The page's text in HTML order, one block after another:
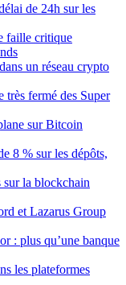
de 24h sur les
faille critique
un réseau crypto
très fermé des Super
sur Bitcoin
8 % sur les dépôts,
la blockchain
et Lazarus Group
: plus qu’une banque
les plateformes